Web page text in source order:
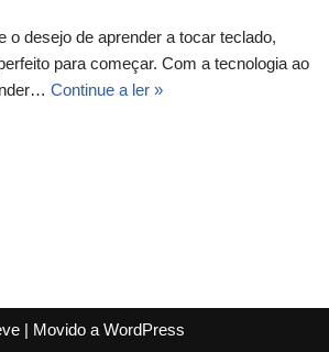
o desejo de aprender a tocar teclado,
para começar. Com a tecnologia ao
Continue a ler »
| Movido a WordPress